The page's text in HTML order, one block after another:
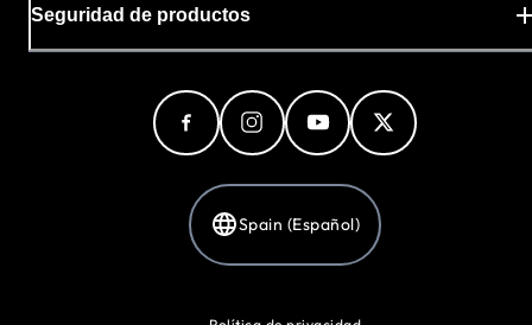
Seguridad de productos
Spain (Español)